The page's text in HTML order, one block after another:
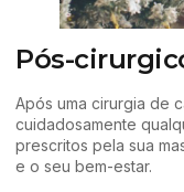
Pós-
Após uma cirurgia de
cuidadosamente
prescritos pela sua
e o seu bem-estar.